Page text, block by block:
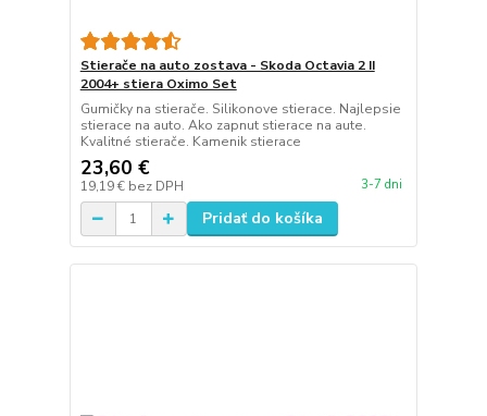
Stierače na auto zostava - Skoda Octavia 2 II
2004+ stiera Oximo Set
Gumičky na stierače. Silikonove stierace. Najlepsie
stierace na auto. Ako zapnut stierace na aute.
Kvalitné stierače. Kamenik stierace
23,60 €
19,19 € bez DPH 3-7 dni
Pridať do košíka